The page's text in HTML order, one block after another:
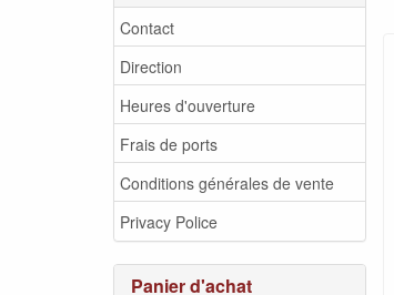
Contact
Direction
Heures d'ouverture
Frais de ports
Conditions générales de vente
Privacy Police
Panier d'achat